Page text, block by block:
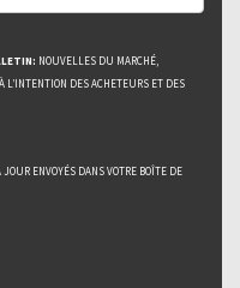
NOUVELLES DU MARCHÉ,
L’INTENTION DES ACHETEURS ET DES
ENVOYÉS DANS VOTRE BOÎTE DE